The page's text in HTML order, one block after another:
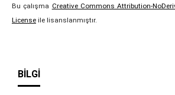
Bu çalışma Creative Commons Attribution-
Licenseile lisanslanmıştır.
BILGI